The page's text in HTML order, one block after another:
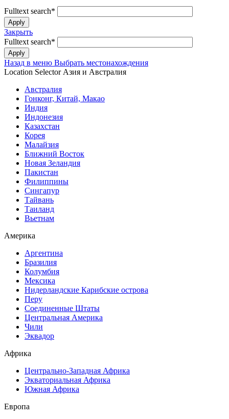
Fulltext search*
Закрыть
Fulltext search*
Назад в меню Выбрать местонахождения
Location Selector Азия и Австралия
Австралия
Гонконг, Китай, Макао
Индия
Индонезия
Казахстан
Корея
Малайзия
Ближний Восток
Новая Зеландия
Пакистан
Филиппины
Сингапур
Тайвань
Таиланд
Вьетнам
Америка
Аргентина
Бразилия
Колумбия
Мексика
Нидерландские Карибские острова
Перу
Соединенные Штаты
Центральная Америка
Чили
Эквадор
Африка
Центрально-Западная Африка
Экваториальная Африка
Южная Африка
Европа